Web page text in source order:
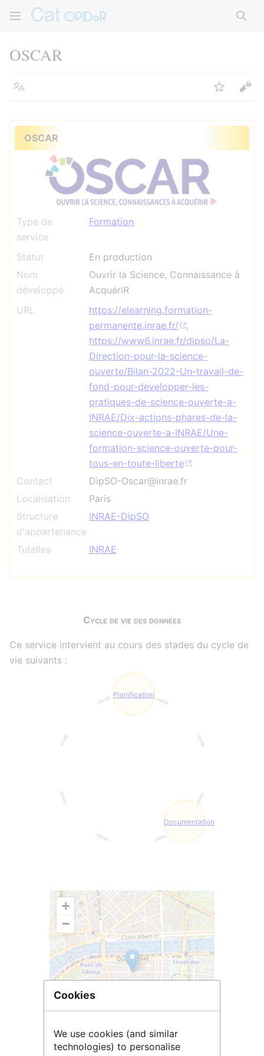
OSCAR
Langue Suivre
OSCAR
Type de
service
Formation
Statut
En production
Nom
développé
Ouvrir la Science, Connaissance à
AcquériR
URL
https://elearning.formation-
permanente.inrae.fr/
,
https://www6.inrae.fr/dipso/La-
Direction-pour-la-science-
ouverte/Bilan-2022-Un-travail-de-
fond-pour-developper-les-
pratiques-de-science-ouverte-a-
INRAE/Dix-actions-phares-de-la-
science-ouverte-a-INRAE/Une-
formation-science-ouverte-pour-
tous-en-toute-liberte
Contact
DipSO-Oscar@inrae.fr
Localisation
Paris
Structure
d'appartenance
INRAE-DipSO
Tutelles INRAE
Cycle de vie des données
Ce service intervient au cours des stades du cycle de
vie suivants :
Planification
Documentation
+
−
Leaflet| © OpenStreetMapcontributors
Cookies
We use cookies (and similar
technologies) to personalise